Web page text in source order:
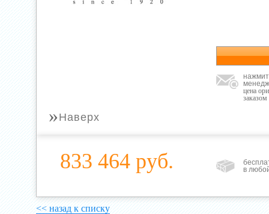
цена
заказом
» Наверх
833 464 руб.
в
<< назад к списку